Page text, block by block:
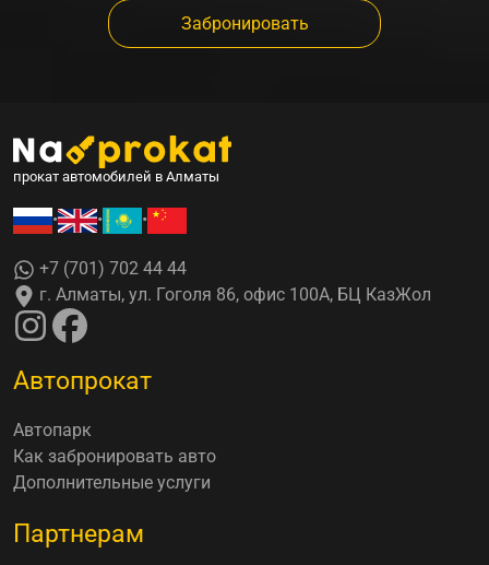
Забронировать
прокат автомобилей в Алматы
• • •
+7 (701) 702 44 44
г. Алматы, ул. Гоголя 86, офис 100А, БЦ КазЖол
Автопрокат
Автопарк
Как забронировать авто
Дополнительные услуги
Партнерам